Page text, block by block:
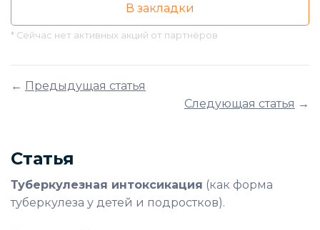
В закладки
* Сейчас нет активных акций от партнёров
← Предыдущая статья
Следующая статья →
Статья
Туберкулезная интоксикация (как форма
туберкулеза у детей и подростков).